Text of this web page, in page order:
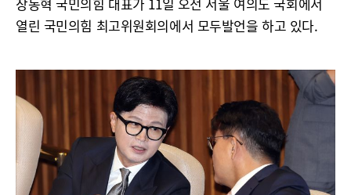
열린 국민의힘 최고위원회의에서 모두발언을 하고 있다.